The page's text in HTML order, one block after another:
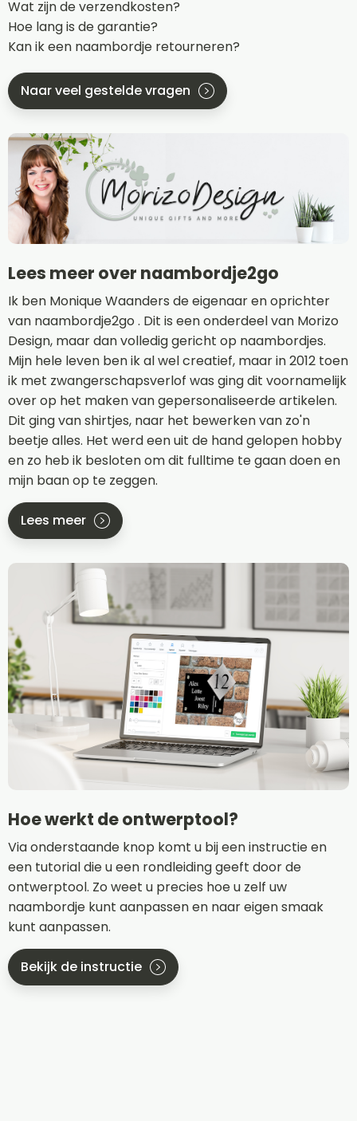
Wat zijn de verzendkosten?
Hoe lang is de garantie?
Kan ik een naambordje retourneren?
Naar veel gestelde vragen
Lees meer over naambordje2go
Ik ben Monique Waanders de eigenaar en oprichter
van naambordje2go . Dit is een onderdeel van Morizo
Design, maar dan volledig gericht op naambordjes.
Mijn hele leven ben ik al wel creatief, maar in 2012 toen
ik met zwangerschapsverlof was ging dit voornamelijk
over op het maken van gepersonaliseerde artikelen.
Dit ging van shirtjes, naar het bewerken van zo'n
beetje alles. Het werd een uit de hand gelopen hobby
en zo heb ik besloten om dit fulltime te gaan doen en
mijn baan op te zeggen.
Lees meer
Hoe werkt de ontwerptool?
Via onderstaande knop komt u bij een instructie en
een tutorial die u een rondleiding geeft door de
ontwerptool. Zo weet u precies hoe u zelf uw
naambordje kunt aanpassen en naar eigen smaak
kunt aanpassen.
Bekijk de instructie